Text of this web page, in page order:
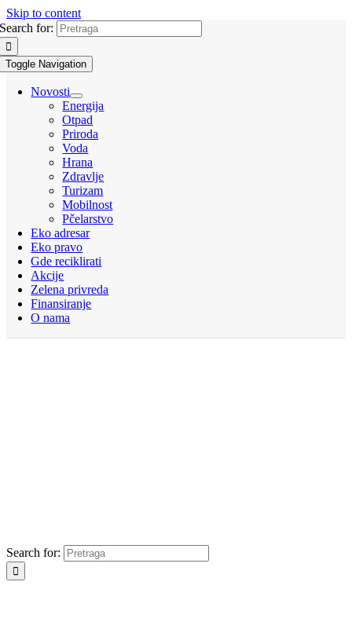
Skip to content
Search for:
Toggle Navigation
Novosti
Energija
Otpad
Priroda
Voda
Hrana
Zdravlje
Turizam
Mobilnost
Pčelarstvo
Eko adresar
Eko pravo
Gde reciklirati
Akcije
Zelena privreda
Finansiranje
O nama
Search for: